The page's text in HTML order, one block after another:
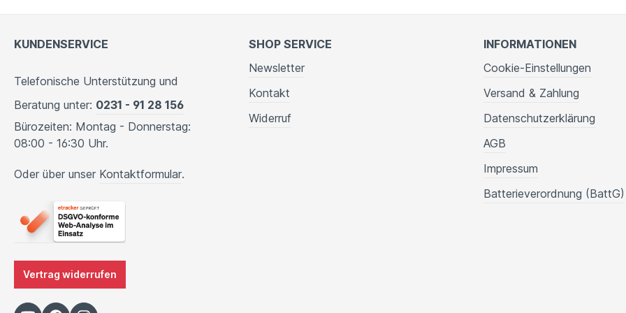
KUNDENSERVICE
Telefonische Unterstützung und
Beratung unter: 0231 - 91 28 156
Bürozeiten: Montag - Donnerstag:
08:00 - 16:30 Uhr.
Oder über unser Kontaktformular.
Vertrag widerrufen
SHOP SERVICE
Newsletter
Kontakt
Widerruf
INFORMATIONEN
Cookie-Einstellungen
Versand & Zahlung
Datenschutzerklärung
AGB
Impressum
Batterieverordnung (BattG)